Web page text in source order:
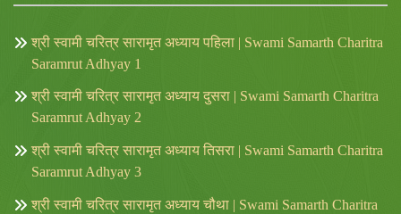
श्री स्वामी चरित्र सारामृत अध्याय पहिला | Swami Samarth Charitra
Saramrut Adhyay 1
श्री स्वामी चरित्र सारामृत अध्याय दुसरा | Swami Samarth Charitra
Saramrut Adhyay 2
श्री स्वामी चरित्र सारामृत अध्याय तिसरा | Swami Samarth Charitra
Saramrut Adhyay 3
श्री स्वामी चरित्र सारामृत अध्याय चौथा | Swami Samarth Charitra